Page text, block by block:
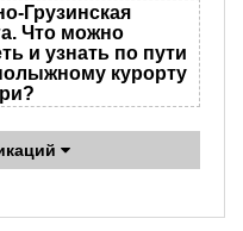
Грузинская
Что можно
и узнать по пути
курорту